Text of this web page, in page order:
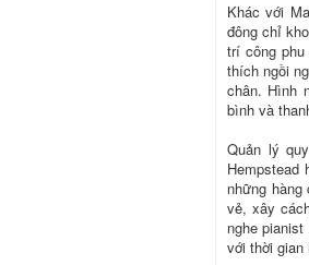
Khác với
đông chỉ
trí công
thích ngồi
chân. Hình
bình và
Quản lý
Hempstead
những
vẻ, xây
nghe
với thời gian